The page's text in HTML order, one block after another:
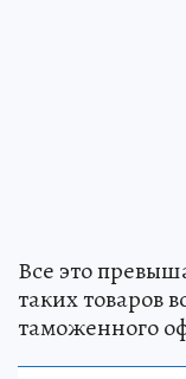
Все это
таких товаров
таможенного